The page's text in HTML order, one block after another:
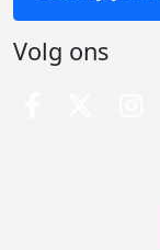
Volg ons